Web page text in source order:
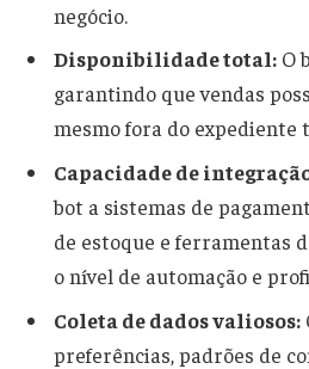
negócio.
Disponibilidade total: O
garantindo que vendas
mesmo fora do expediente
Capacidade de
bot a sistemas de
de estoque e ferramentas
o nível de automação e
Coleta de dados valiosos:
preferências, padrões de